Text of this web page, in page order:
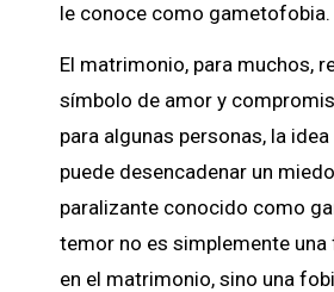
le conoce como gametofobia.
El matrimonio, para muchos,
símbolo de amor y
para algunas personas, la
puede desencadenar un
paralizante conocido como
temor no es simplemente
en el matrimonio, sino una